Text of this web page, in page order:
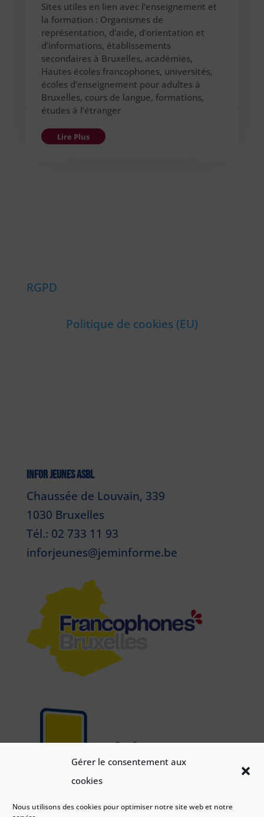
Gérer le consentement aux
cookies
Nous utilisons des cookies pour optimiser notre site web et notre
Sites utiles en lien avec l’enseignement et
la formation : Organismes de
représentation, d’aide, d’orientation et
d’informations, établissements
secondaires à Bruxelles, académies,
Hautes écoles francophones, universités,
écoles d’enseignement pour adultes à
Bruxelles, cours de langue, formations,
études à l’étranger
Lire Plus
RGPD
Politique de cookies (EU)
INFOR JEUNES ASBL
Chaussée de Louvain, 339
1030 Bruxelles
Tél.: 02 733 11 93
inforjeunes@jeminforme.be